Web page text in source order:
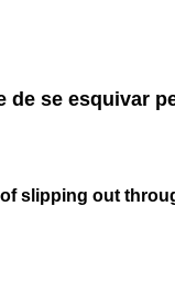
de se esquivar
slipping out